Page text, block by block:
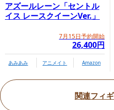
アズールレーン「セントル
イス レースクイーンVer.」
7月15日予約開始
26,400円
あみあみ アニメイト Amazon
関連フィ